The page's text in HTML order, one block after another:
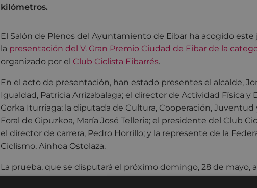
kilómetros.
El Salón de Plenos del Ayuntamiento de Eibar ha acogido este
la presentación del V. Gran Premio Ciudad de Eibar de la
organizado por el Club Ciclista Eibarrés.
En el acto de presentación, han estado presentes el alcalde,
Igualdad, Patricia Arrizabalaga; el director de Actividad Física y
Gorka Iturriaga; la diputada de Cultura, Cooperación,
Foral de Gipuzkoa, María José Telleria; el presidente del Club
el director de carrera, Pedro Horrillo; y la represente de la
Ciclismo, Ainhoa Ostolaza.
La prueba, que se disputará el próximo domingo, 28 de mayo, a